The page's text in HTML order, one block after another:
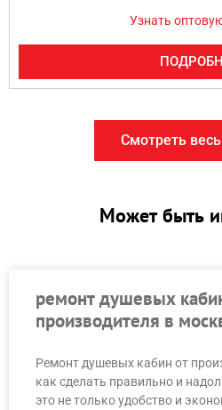
Узнать
Смотреть
Может быть
ремонт душевых
производителя в
Ремонт душевых кабин от
как сделать правильно и
это не только удобство и